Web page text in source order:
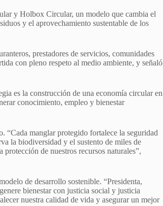
y Holbox Circular, un modelo que cambia el
y el aprovechamiento sustentable de los
prestadores de servicios, comunidades
con pleno respeto al medio ambiente, y señaló
es la construcción de una economía circular en
conocimiento, empleo y bienestar
“Cada manglar protegido fortalece la seguridad
la biodiversidad y el sustento de miles de
de nuestros recursos naturales”,
de desarrollo sostenible. “Presidenta,
bienestar con justicia social y justicia
nuestra calidad de vida y asegurar un mejor